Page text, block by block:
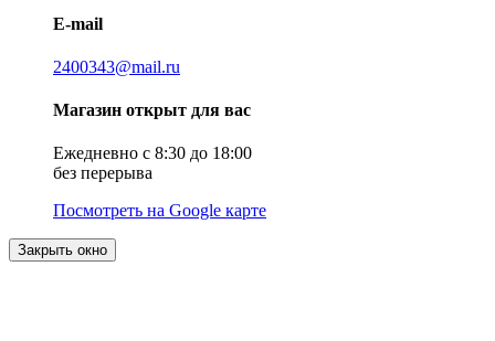
E-mail
2400343@mail.ru
Магазин открыт для вас
Ежедневно с 8:30 до 18:00
без перерыва
Посмотреть на Google карте
Закрыть окно